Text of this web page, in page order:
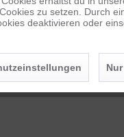
zu setzen. Durch
deaktivieren oder